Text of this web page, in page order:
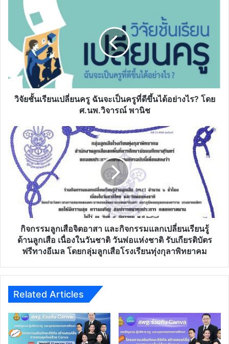
ครู​
เป็น
ได้
อย่างไร?
โดย​
ศ.นพ.วิจารณ์​
วิจัยชั้นเรียนเปลี่ยนครู​ ฉันจะเป็นครูที่ดีขึ้นได้อย่างไร? โดย​
ศ.นพ.วิจารณ์​ พานิช
กิจกรรม
ลูก
เสือ
จิต
อาสา
กิจกรรม
เรียน
เสือ
ใน
วัน
ชาติ
วัน
พ่อ
กิจกรรมลูกเสือจิตอาสา และกิจกรรมแลกเปลี่ยนเรียนรู้
ด้านลูกเสือ เนื่องในวันชาติ วันพ่อแห่งชาติ รับเกียรติบัตร
ฟรีทางอีเมล โดยกลุ่มลูกเสือโรงเรียนทุ่งกุลาพิทยาคม
Related Articles